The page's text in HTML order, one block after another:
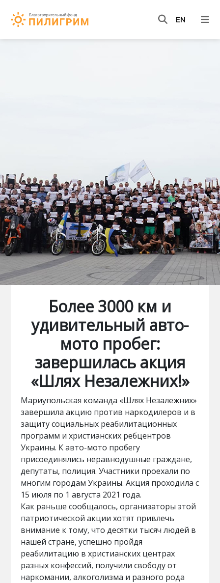
Более 3000 км и
удивительный авто-
мото пробег:
завершилась акция
«Шлях Незалежних!»
Мариупольская команда «Шлях Незалежних»
завершила акцию против наркодилеров и в
защиту социальных реабилитационных
программ и христианских ребцентров
Украины. К авто-мото пробегу
присоединялись неравнодушные граждане,
депутаты, полиция. Участники проехали по
многим городам Украины. Акция проходила с
15 июля по 1 августа 2021 года.
Как раньше сообщалось, организаторы этой
патриотической акции хотят привлечь
внимание к тому, что десятки тысяч людей в
нашей стране, успешно пройдя
реабилитацию в христианских центрах
разных конфессий, получили свободу от
наркомании, алкоголизма и разного рода